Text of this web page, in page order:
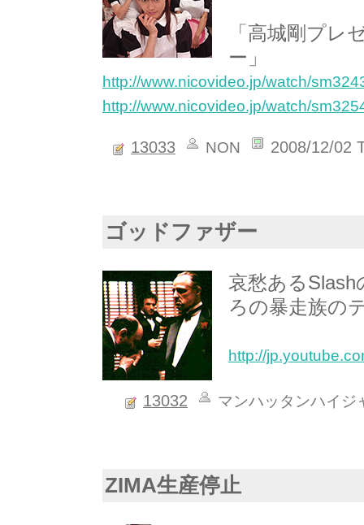
「高城剛プレ
ー」
http://www.nicovideo.jp/watch/
http://www.nicovideo.jp/watch/
13033 NON 2008/12/02
ゴッドファザー
哀愁ある
ろの暴走族の
http://
13032 マンハッタンハイジ
ZIMA生産停止